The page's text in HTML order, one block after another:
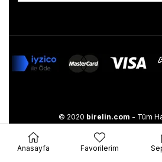
© 2020 birelin.com - Tüm
Anasayfa Favorilerim